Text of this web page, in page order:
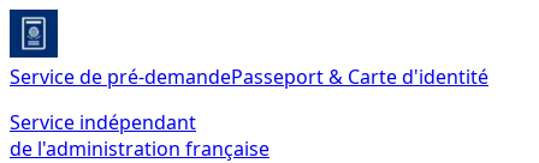
Service de pré-demandePasseport & Carte d'identité
Service indépendant
de l'administration française